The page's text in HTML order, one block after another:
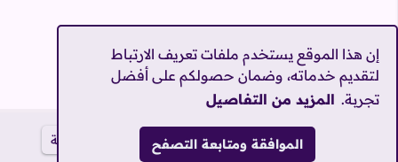
إن هذا الموقع يستخدم ملفات تعريف الارتباط
لتقديم خدماته، وضمان حصولكم على أفضل
تجربة. المزيد من التفاصيل
الموافقة ومتابعة التصفحالرئيسية المحررين اتصل بنا سياسة الخصوصية